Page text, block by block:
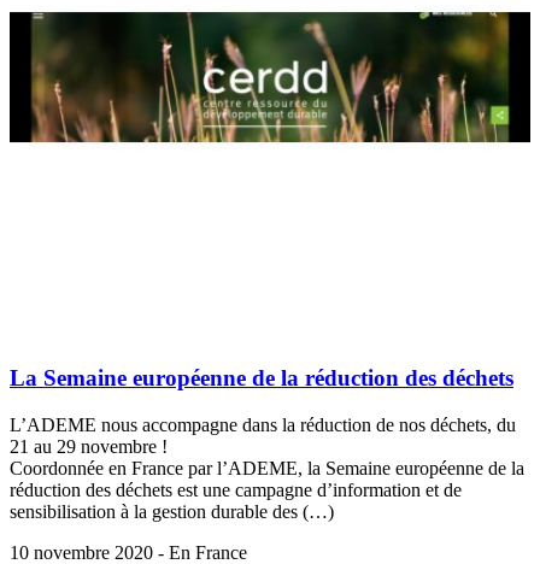
La Semaine européenne de la réduction des déchets
L’ADEME nous accompagne dans la réduction de nos déchets, du
21 au 29 novembre !
Coordonnée en France par l’ADEME, la Semaine européenne de la
réduction des déchets est une campagne d’information et de
sensibilisation à la gestion durable des (…)
10 novembre 2020 - En France